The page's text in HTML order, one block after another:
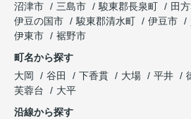
沼津市
三島市 駿東郡長泉町
田
伊豆の国市
駿東郡清水町 伊豆市
伊東市
裾野市
町名から探す
大岡
谷田 下香貫 大場 平井
芙蓉台
大平
沿線から探す